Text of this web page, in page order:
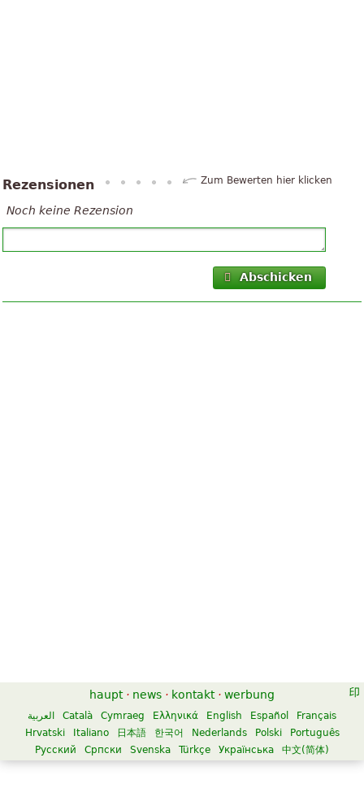
Rezensionen Zum Bewerten hier klicken
Noch keine Rezension
Abschicken
haupt · news · kontakt · werbung
العربية Català Cymraeg Ελληνικά English Español
Français
Hrvatski
Italiano 日本語 한국어 Nederlands Polski
Português
Русский
Српски Svenska Türkçe Українська 中文(简体)